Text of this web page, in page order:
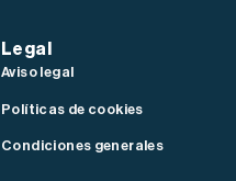
Legal
Aviso legal
Políticas de cookies
Condiciones generales